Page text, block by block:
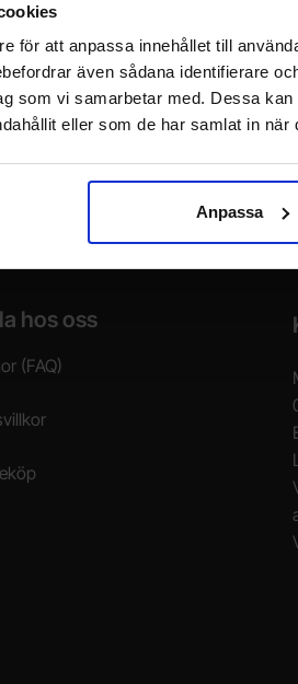
för att anpassa innehållet till
även sådana identifierare
som vi samarbetar med. Dessa
eller som de har samlat in när
Anpassa
Nyhetsbrev
Jag önskar erbjudanden, rabatter och
Du kommer att få ca 1 utskick / månad.
Din e-post
hos oss
(FAQ)